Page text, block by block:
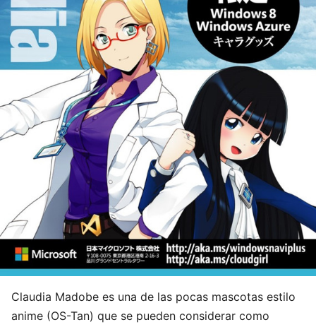
Claudia Madobe es una de las pocas mascotas estilo
anime (OS-Tan) que se pueden considerar como